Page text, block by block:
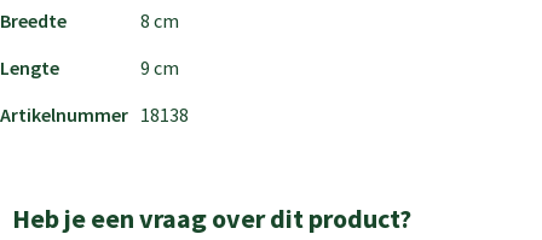
Breedte
8 cm
Lengte
9 cm
Artikelnummer 18138
Heb je een vraag over dit product?